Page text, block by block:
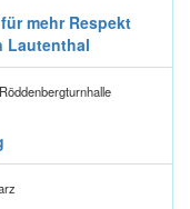
mehr Respekt
Lautenthal